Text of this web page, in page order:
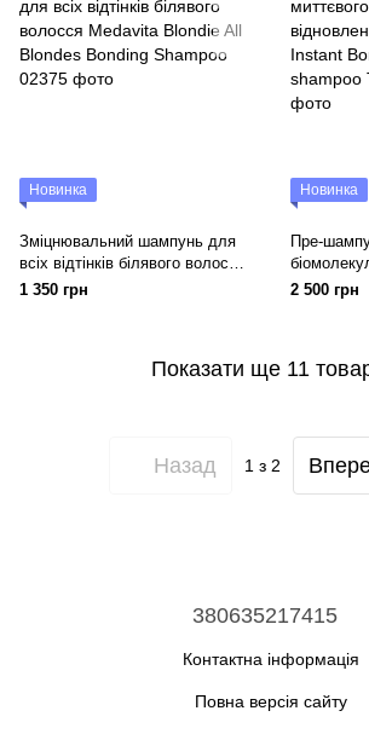
Новинка
Зміцнювальний шампунь для
всіх відтінків білявого волосся
Medavita Blondie All Blondes
1 350 грн
Новинка
Пре-
Medavita
2 500 грн
Показати ще 11
Назад 1 з 2
380635217415
Контактна інформація
Повна версія сайту